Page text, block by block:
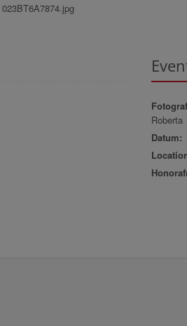
023BT6A7874.jpg
Roberta
Datum: